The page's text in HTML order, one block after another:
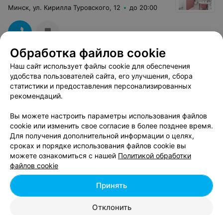
Минск, ул. Кирилла Туровского, 12 до 20:00
ПАРИКМАХЕРСКАЯ
BeautyLauka
Минск, ул. Кирилла Туровского, 12
САЛОН КРАСОТЫ
Пассифло
Минск, ул. К. Туровского, 12 до 21:00
ПАРИКМАХЕРСКАЯ
Барсоль
Минск, пр-т Независимости, 155/1
Обработка файлов cookie
Наш сайт использует файлы cookie для обеспечения
удобства пользователей сайта, его улучшения, сбора
статистики и предоставления персонализированных
рекомендаций.
Вы можете настроить параметры использования файлов
cookie или изменить свое согласие в более позднее время.
Для получения дополнительной информации о целях,
сроках и порядке использования файлов cookie вы
можете ознакомиться с нашей Политикой обработки
файлов cookie
Отклонить
Принять